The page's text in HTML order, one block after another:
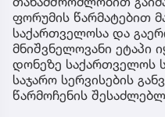
ფორუმის წარმატებით
საქართველოსა და
მნიშვნელოვანი ეტაპი
დონეზე საქართველოს
საჯარო სერვისების
წარმოჩენის